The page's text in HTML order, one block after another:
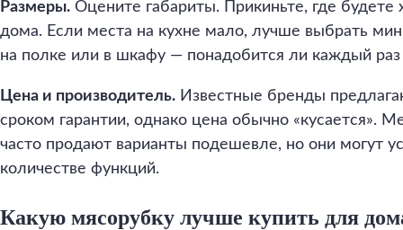
Размеры. Оцените габариты. Прикиньте, где будете
дома. Если места на кухне мало, лучше выбрать
на полке или в шкафу — понадобится ли каждый раз
Цена и производитель. Известные бренды
сроком гарантии, однако цена обычно «кусается».
часто продают варианты подешевле, но они могут
количестве функций.
Какую мясорубку лучше купить для